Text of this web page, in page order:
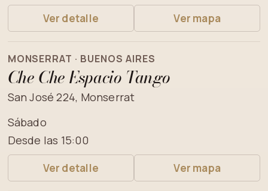
Ver detalle Ver mapa
MONSERRAT · BUENOS AIRES
Che Che Espacio Tango
San José 224, Monserrat
Sábado
Desde las 15:00
Ver detalle Ver mapa